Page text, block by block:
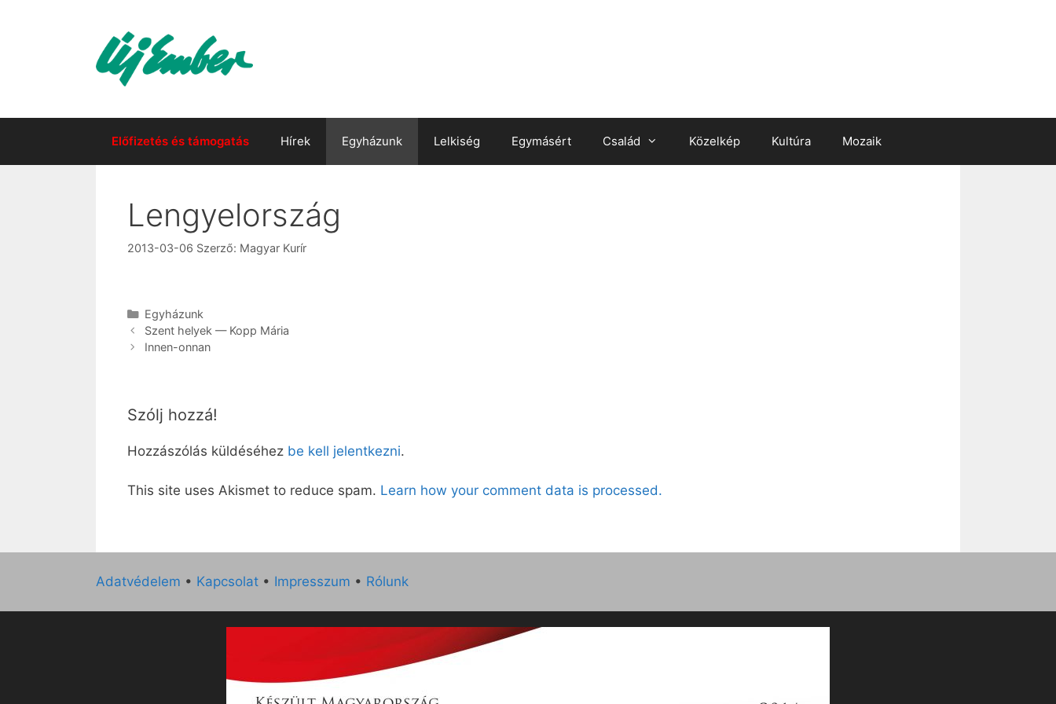
Előfizetés és támogatás Hírek Egyházunk Lelkiség Egymásért Család Közelkép Kultúra Mozaik
Lengyelország
2013-03-06 Szerző: Magyar Kurír
Kategória
Egyházunk
Szent he­lyek — Kopp Má­ria
Innen-onnan
Szólj hozzá!
Hozzászólás küldéséhez be kell jelentkezni.
This site uses Akismet to reduce spam. Learn how your comment data is processed.
Adatvédelem • Kapcsolat • Impresszum • Rólunk